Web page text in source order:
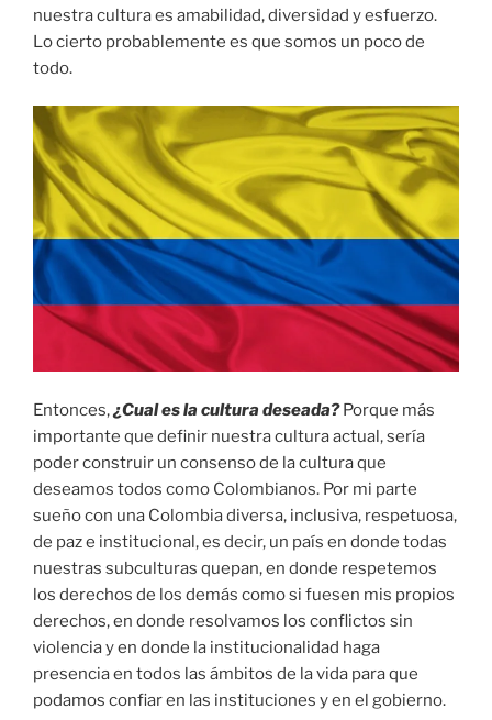
nuestra cultura es amabilidad, diversidad y esfuerzo.
Lo cierto probablemente es que somos un poco de
todo.
Entonces,¿Cual es la cultura deseada?Porque más
importante que definir nuestra cultura actual, sería
poder construir un consenso de la cultura que
deseamos todos como Colombianos. Por mi parte
sueño con una Colombia diversa, inclusiva, respetuosa,
de paz e institucional, es decir, un país en donde todas
nuestras subculturas quepan, en donde respetemos
los derechos de los demás como si fuesen mis propios
derechos, en donde resolvamos los conflictos sin
violencia y en donde la institucionalidad haga
presencia en todos las ámbitos de la vida para que
podamos confiar en las instituciones y en el gobierno.